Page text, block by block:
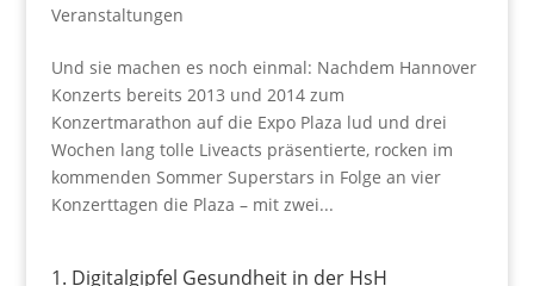
Veranstaltungen
Und sie machen es noch einmal: Nachdem Hannover
Konzerts bereits 2013 und 2014 zum
Konzertmarathon auf die Expo Plaza lud und drei
Wochen lang tolle Liveacts präsentierte, rocken im
kommenden Sommer Superstars in Folge an vier
Konzerttagen die Plaza – mit zwei...
1. Digitalgipfel Gesundheit in der HsH